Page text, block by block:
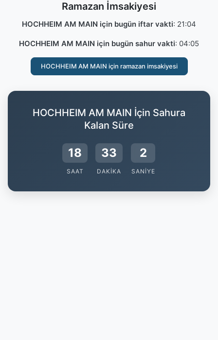
Ramazan İmsakiyesi
HOCHHEIM AM MAIN için bugün iftar vakti: 21:04
HOCHHEIM AM MAIN için bugün sahur vakti: 04:05
HOCHHEIM AM MAIN için ramazan imsakiyesi
HOCHHEIM AM MAIN İçin Sahura
Kalan Süre
18
SAAT
33
DAKIKA
2
SANIYE